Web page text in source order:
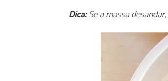
Dica:Se a massa